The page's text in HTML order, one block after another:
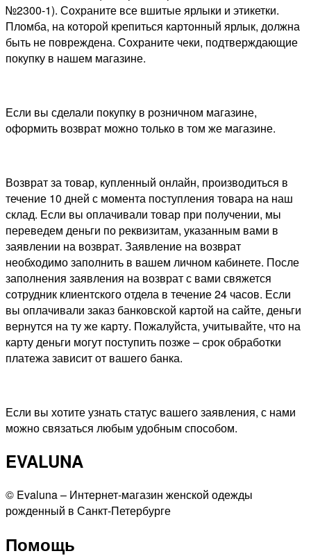
№2300-1). Сохраните все вшитые ярлыки и этикетки.
Пломба, на которой крепиться картонный ярлык, должна
быть не повреждена. Сохраните чеки, подтверждающие
покупку в нашем магазине.
Если вы сделали покупку в розничном магазине,
оформить возврат можно только в том же магазине.
Возврат за товар, купленный онлайн, производиться в
течение 10 дней с момента поступления товара на наш
склад. Если вы оплачивали товар при получении, мы
переведем деньги по реквизитам, указанным вами в
заявлении на возврат. Заявление на возврат
необходимо заполнить в вашем личном кабинете. После
заполнения заявления на возврат с вами свяжется
сотрудник клиентского отдела в течение 24 часов. Если
вы оплачивали заказ банковской картой на сайте, деньги
вернутся на ту же карту. Пожалуйста, учитывайте, что на
карту деньги могут поступить позже – срок обработки
платежа зависит от вашего банка.
Если вы хотите узнать статус вашего заявления, с нами
можно связаться любым удобным способом.
EVALUNA
©️ Evaluna – Интернет-магазин женской одежды
рожденный в Санкт-Петербурге
Помощь